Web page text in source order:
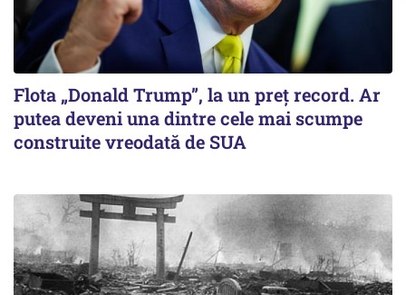
Flota „Donald Trump”, la un preț record. Ar
putea deveni una dintre cele mai scumpe
construite vreodată de SUA